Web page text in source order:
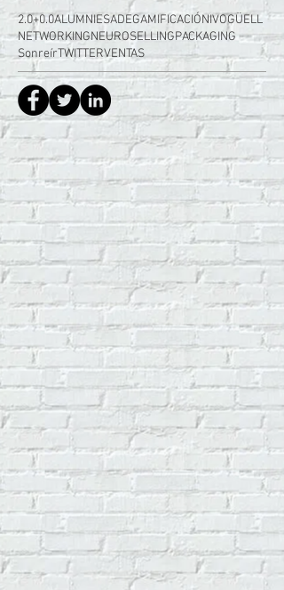
Comparte
2.0+0.0ALUMNIESADEGAMIFICACIÓNIVOGÜELL
NETWORKING
NEUROSELLING PACKAGING
TWITTER VENTAS